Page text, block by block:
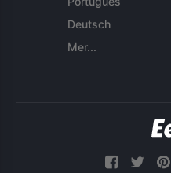
Deutsch
Mer...